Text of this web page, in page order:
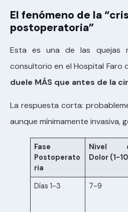
El fenómeno de la
postoperatoria”
Esta es una de las quejas
consultorio en el Hospital Faro
duele MÁS que antes de la
La respuesta corta:
aunque mínimamente invasiva,
Fase
Postoperato
ria
Nivel
Dolor (1-
Días 1-3 7-9